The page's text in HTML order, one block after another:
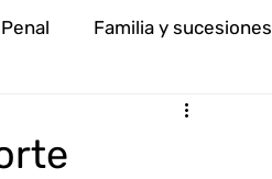
Penal Familia y sucesiones
Minas